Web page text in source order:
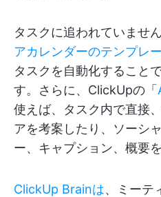
タスクに追われていませ
アカレンダーのテンプレ
タスクを自動化すること
す。さらに、ClickUpの「
使えば、タスク内で直接
アを考案したり、ソーシ
ー、キャプション、概要
ClickUp Brainは、ミーテ